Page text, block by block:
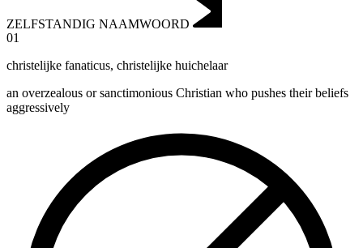
ZELFSTANDIG NAAMWOORD
01
christelijke fanaticus, christelijke huichelaar
an overzealous or sanctimonious Christian who pushes their beliefs
aggressively